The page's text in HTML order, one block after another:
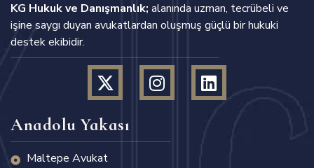
KG Hukuk ve Danışmanlık; alanında uzman, tecrübeli ve
işine saygı duyan avukatlardan oluşmuş güçlü bir hukuki
destek ekibidir.
Anadolu Yakası
Maltepe Avukat